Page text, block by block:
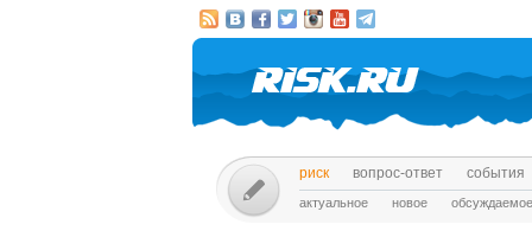
риск вопрос-ответ события
актуальное новое обсуждаемое